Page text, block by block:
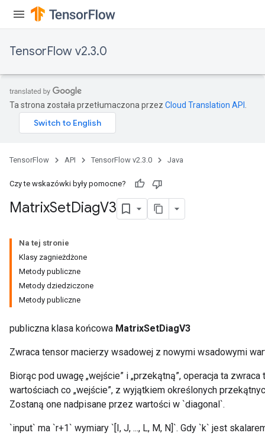
TensorFlow v2.3.0
Ta strona została przetłumaczona przez Cloud Translation API
TensorFlow API TensorFlow v2.3.0 Java
Czy te wskazówki były pomocne?
MatrixSetDiagV3
Na tej stronie
Klasy zagnieżdżone
Metody publiczne
Metody dziedziczone
Metody publiczne
publiczna klasa końcowa MatrixSetDiagV3
Zwraca tensor macierzy wsadowej z nowymi wsadowymi
Biorąc pod uwagę „wejście” i „przekątną”, operacja ta
wartościach co „wejście”, z wyjątkiem określonych
Zostaną one nadpisane przez wartości w `diagonal`.
`input` ma `r+1` wymiary `[I, J, ..., L, M, N]`. Gdy `k` jest